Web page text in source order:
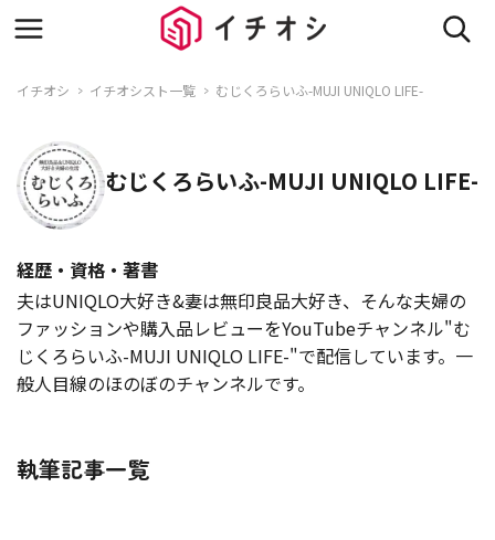
イチオシ イチオシスト一覧 むじくろらいふ-MUJI UNIQLO LIFE-
むじくろらいふ-MUJI UNIQLO LIFE-
経歴・資格・著書
夫はUNIQLO大好き&妻は無印良品大好き、そんな夫婦の
ファッションや購入品レビューをYouTubeチャンネル"む
じくろらいふ-MUJI UNIQLO LIFE-"で配信しています。一
般人目線のほのぼのチャンネルです。
執筆記事一覧